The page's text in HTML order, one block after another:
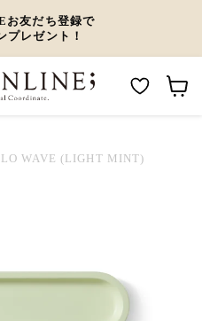
お友だち登録で
プレゼント！
W
WAVE (LIGHT MINT)